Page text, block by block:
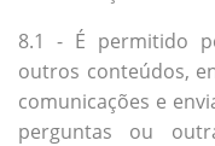
8.1 - É permitido
outros conteúdos,
comunicações e
perguntas ou